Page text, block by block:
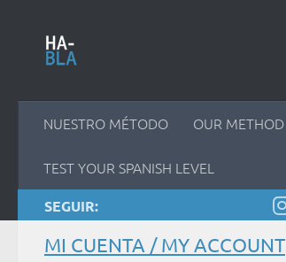
NUESTRO MÉTODO OUR METHOD
TEST YOUR SPANISH LEVEL
SEGUIR:
MI CUENTA / MY ACCOUNT